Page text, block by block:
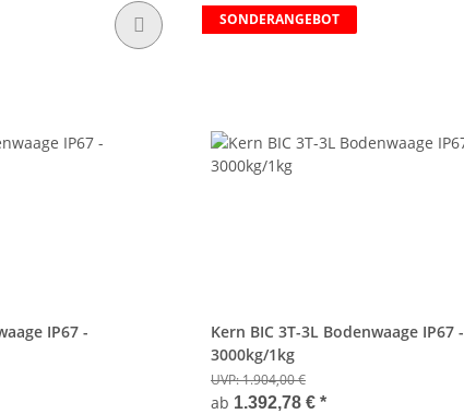
IP67 -
SONDERANGEBOT
Kern BIC 3T-3L Bodenwaage IP67 -
3000kg/1kg
UVP:1.904,00 €
ab 1.392,78 € *